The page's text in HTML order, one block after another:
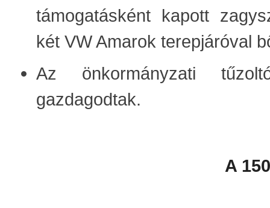
támogatásként kapott
két VW Amarok terepjáróval
Az önkormányzati
gazdagodtak.
A